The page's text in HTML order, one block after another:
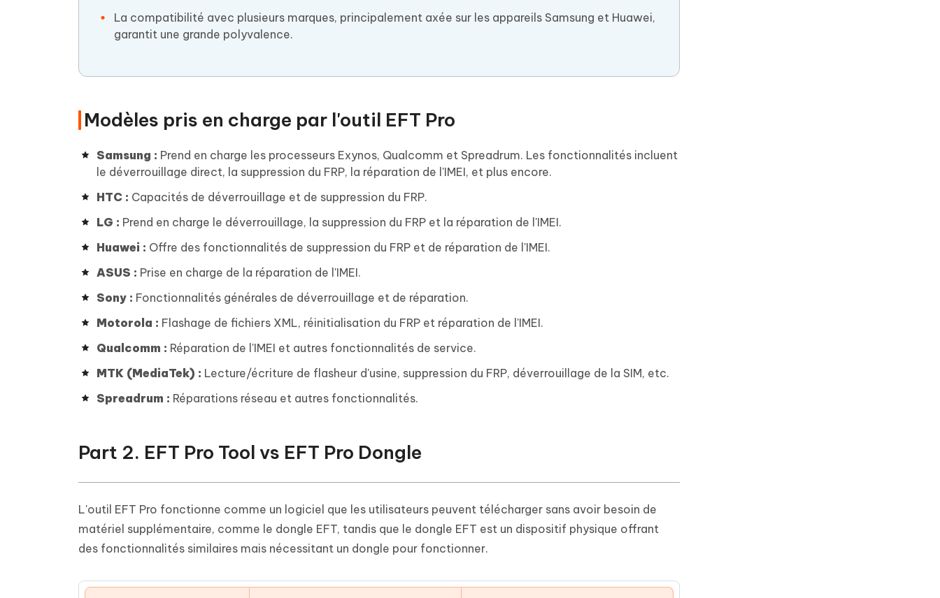
La compatibilité avec plusieurs marques, principalement axée sur les appareils Samsung et Huawei,
garantit une grande polyvalence.
Modèles pris en charge par l'outil EFT Pro
Samsung : Prend en charge les processeurs Exynos, Qualcomm et Spreadrum. Les fonctionnalités incluent
le déverrouillage direct, la suppression du FRP, la réparation de l'IMEI, et plus encore.
HTC : Capacités de déverrouillage et de suppression du FRP.
LG : Prend en charge le déverrouillage, la suppression du FRP et la réparation de l'IMEI.
Huawei : Offre des fonctionnalités de suppression du FRP et de réparation de l'IMEI.
ASUS : Prise en charge de la réparation de l'IMEI.
Sony : Fonctionnalités générales de déverrouillage et de réparation.
Motorola : Flashage de fichiers XML, réinitialisation du FRP et réparation de l'IMEI.
Qualcomm : Réparation de l'IMEI et autres fonctionnalités de service.
MTK (MediaTek) : Lecture/écriture de flasheur d'usine, suppression du FRP, déverrouillage de la SIM, etc.
Spreadrum : Réparations réseau et autres fonctionnalités.
Part 2. EFT Pro Tool vs EFT Pro Dongle
L'outil EFT Pro fonctionne comme un logiciel que les utilisateurs peuvent télécharger sans avoir besoin de
matériel supplémentaire, comme le dongle EFT, tandis que le dongle EFT est un dispositif physique offrant
des fonctionnalités similaires mais nécessitant un dongle pour fonctionner.